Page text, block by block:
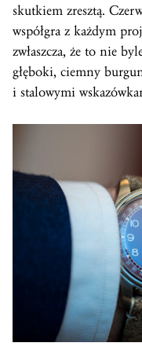
skutkiem zresztą.
współgra z każdym
zwłaszcza, że to nie
głęboki, ciemny
i stalowymi